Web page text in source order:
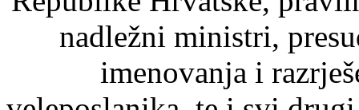
nadležni ministri,
imenovanja i